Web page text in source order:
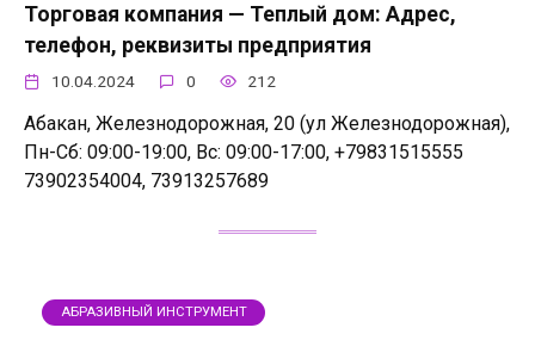
Торговая компания — Теплый дом: Адрес,
телефон, реквизиты предприятия
10.04.2024 0 212
Абакан, Железнодорожная, 20 (ул Железнодорожная),
Пн-Сб: 09:00-19:00, Вс: 09:00-17:00, +79831515555
73902354004, 73913257689
АБРАЗИВНЫЙ ИНСТРУМЕНТ